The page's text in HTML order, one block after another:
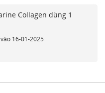
Collagen dùng 1
vào 16-01-2025